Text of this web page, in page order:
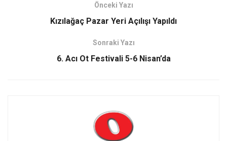
Önceki Yazı
Kızılağaç Pazar Yeri Açılışı Yapıldı
Sonraki Yazı
6. Acı Ot Festivali 5-6 Nisan’da